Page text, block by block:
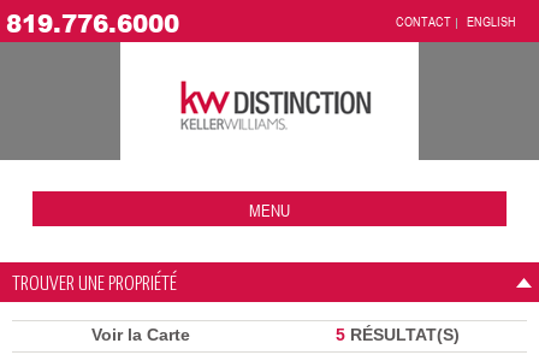
819.776.6000 CONTACT ENGLISH
MENU
TROUVER UNE PROPRIÉTÉ
Voir la Carte 5 RÉSULTAT(S)